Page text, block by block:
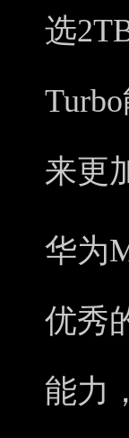
选
来更
华为
优秀
能力